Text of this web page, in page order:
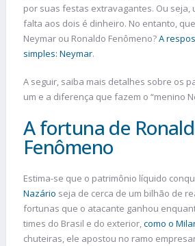
por suas festas extravagantes. Ou seja,
falta aos dois é dinheiro. No entanto,
Neymar ou Ronaldo Fenômeno?A
simples: Neymar.
A seguir, saiba mais detalhes sobre os
um e a diferença que fazem o “menino
A fortuna de
Fenômeno
Estima-se que o patrimônio líquido
Nazário seja de cerca de um bilhão de
fortunas que o atacante ganhou
times do Brasil e do exterior,como o
chuteiras, ele apostou no ramo